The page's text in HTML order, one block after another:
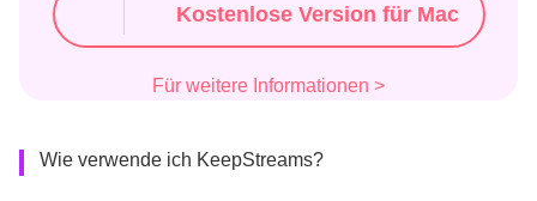
Kostenlose Version für Mac
Für weitere Informationen >
Wie verwende ich KeepStreams?